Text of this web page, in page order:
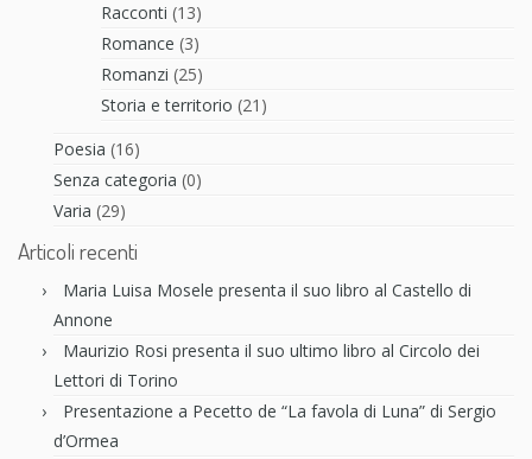
Racconti (13)
Romance (3)
Romanzi (25)
Storia e territorio (21)
Poesia (16)
Senza categoria (0)
Varia (29)
Articoli recenti
Maria Luisa Mosele presenta il suo libro al Castello di
Annone
Maurizio Rosi presenta il suo ultimo libro al Circolo dei
Lettori di Torino
Presentazione a Pecetto de “La favola di Luna” di Sergio
d’Ormea